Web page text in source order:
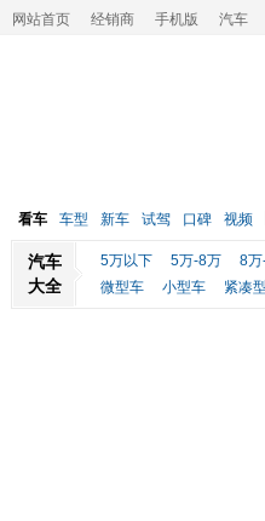
网站首页 经销商 手机版 汽车
看车 车型 新车 试驾 口碑 视频
汽车
大全
5万以下 5万-8万 8
微型车
小型车 紧凑